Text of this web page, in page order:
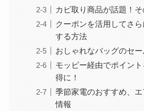
カビ取り商品が話題！そ
クーポンを活用してさ
する方法
おしゃれなバッグのセー
モッピー経由でポイン
得に！
季節家電のおすすめ、
情報